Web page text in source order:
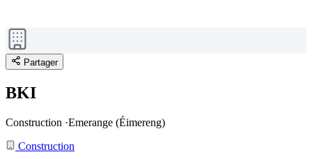
Partager
BKI
Construction ·Emerange (Éimereng)
Construction